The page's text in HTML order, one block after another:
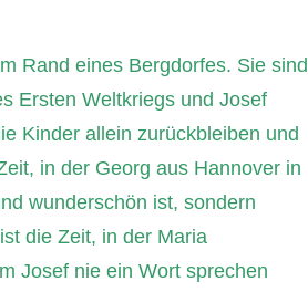
Rand eines Bergdorfes. Sie sind
Ersten Weltkriegs und Josef
Kinder allein zurückbleiben und
in der Georg aus Hannover in
wunderschön ist, sondern
die Zeit, in der Maria
Josef nie ein Wort sprechen